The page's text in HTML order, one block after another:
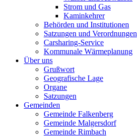
Strom und Gas
Kaminkehrer
Behörden und Institutionen
Satzungen und Verordnungen
Carsharing-Service
Kommunale Wärmeplanung
Über uns
Grußwort
Geografische Lage
Organe
Satzungen
Gemeinden
Gemeinde Falkenberg
Gemeinde Malgersdorf
Gemeinde Rimbach